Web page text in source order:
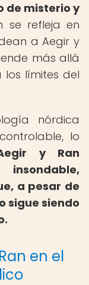
de misterio y
se refleja en
a Aegir y
más allá
límites del
nórdica
lo
y Ran
a pesar de
sigue siendo
en el